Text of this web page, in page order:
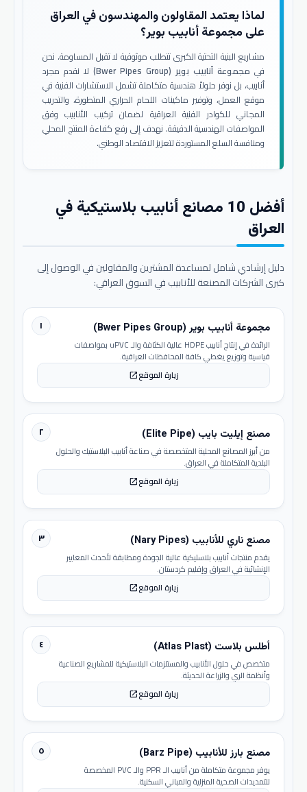
لماذا يعتمد المقاولون والمهندسون في العراق
على مجموعة أنابيب بوير؟
مشاريع البنية التحتية الكبرى تتطلب موثوقية لا تقبل المساومة. نحن
في مجموعة أنابيب بوير (Bwer Pipes Group)
لا نقدم مجرد
أنابيب، بل نوفر حلولاً هندسية متكاملة تشمل الاستشارات الفنية في
موقع العمل، وتوفير ماكينات اللحام الحراري المتطورة، والتدريب
المجاني للكوادر الفنية العراقية لضمان تركيب الأنابيب وفق
المواصفات الهندسية الدقيقة. نهدف إلى رفع كفاءة المنتج المحلي
ومنافسة السلع المستوردة لتعزيز الاقتصاد الوطني.
أفضل 10 مصانع أنابيب بلاستيكية في
العراق
دليل إرشادي شامل لمساعدة المشترين والمقاولين في الوصول إلى
كبرى الشركات المصنعة للأنابيب في السوق العراقي:
١ مجموعة أنابيب بوير (Bwer Pipes Group)
الرائدة في إنتاج أنابيب HDPE عالية الكثافة والـ uPVC بمواصفات
قياسية وتوزيع يغطي كافة المحافظات العراقية.
زيارة الموقعopen_in_new
٢ مصنع إيليت بايب (Elite Pipe)
من أبرز المصانع المحلية المتخصصة في صناعة أنابيب البلاستيك والحلول
البلدية المتكاملة في العراق.
زيارة الموقعopen_in_new
٣ مصنع ناري للأنابيب (Nary Pipes)
يقدم منتجات أنابيب بلاستيكية عالية الجودة ومطابقة لأحدث المعايير
الإنشائية في العراق وإقليم كردستان.
زيارة الموقعopen_in_new
٤ أطلس بلاست (Atlas Plast)
متخصص في حلول الأنابيب والمستلزمات البلاستيكية للمشاريع الصناعية
وأنظمة الري والزراعة الحديثة.
زيارة الموقعopen_in_new
٥ مصنع بارز للأنابيب (Barz Pipe)
يوفر مجموعة متكاملة من أنابيب الـ PPR والـ PVC المخصصة
للتمديدات الصحية المنزلية والمباني السكنية.